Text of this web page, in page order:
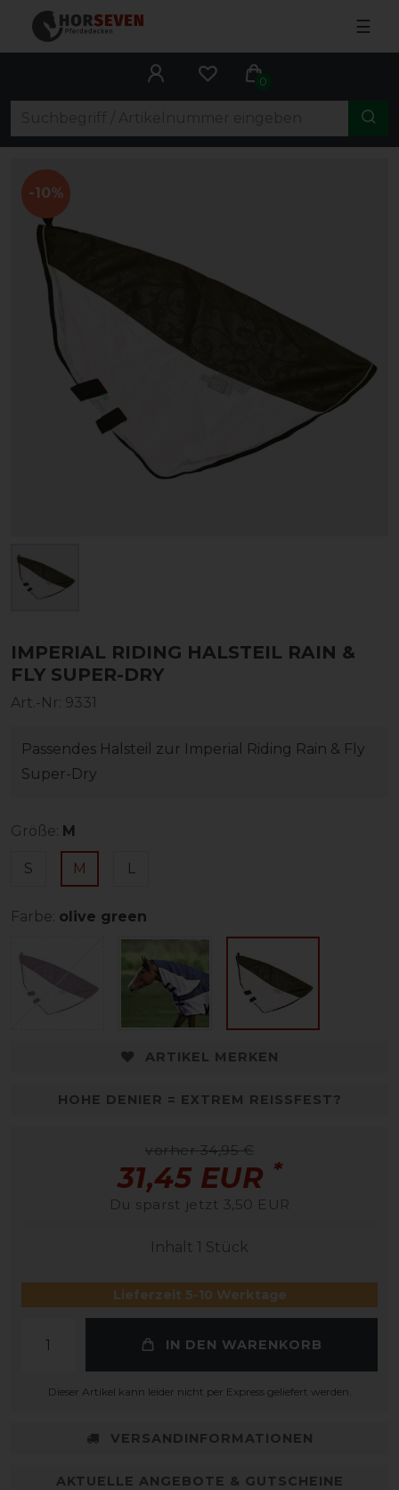
☰
0
-10%
IMPERIAL RIDING HALSTEIL RAIN &
FLY SUPER-DRY
Art.-Nr: 9331
Passendes Halsteil zur Imperial Riding Rain & Fly
Super-Dry
Größe: M
S M L
Farbe: olive green
ARTIKEL MERKEN
HOHE DENIER = EXTREM REISSFEST?
vorher 34,95 €
31,45 EUR *
Du sparst jetzt 3,50 EUR
Inhalt 1 Stück
Lieferzeit 5-10 Werktage
IN DEN WARENKORB
Dieser Artikel kann leider nicht per Express geliefert werden.
VERSANDINFORMATIONEN
AKTUELLE ANGEBOTE & GUTSCHEINE